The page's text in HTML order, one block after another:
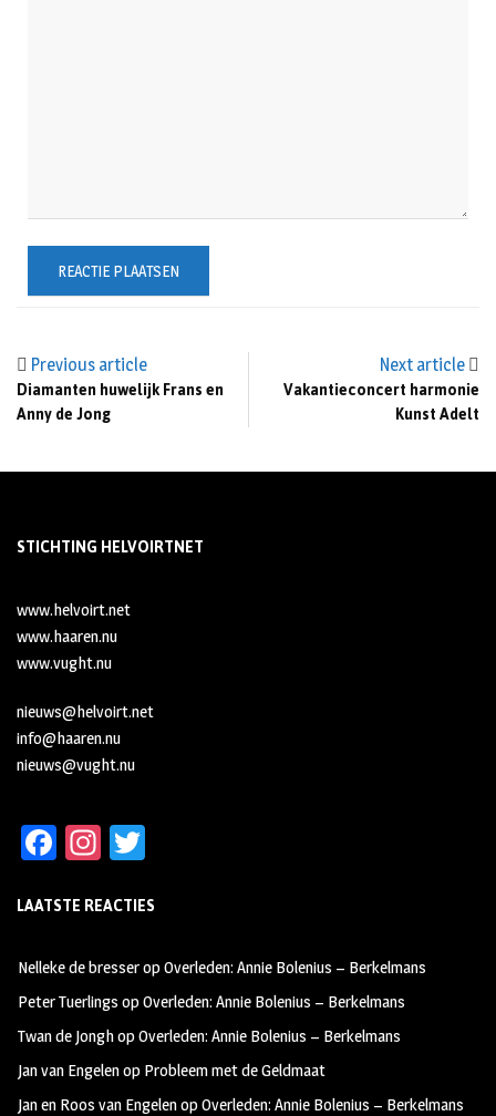
Previous article
Diamanten huwelijk Frans en
Anny de Jong
Next article
Vakantieconcert harmonie
Kunst Adelt
STICHTING HELVOIRTNET
www.helvoirt.net
www.haaren.nu
www.vught.nu
nieuws@helvoirt.net
info@haaren.nu
nieuws@vught.nu
Fa
b
oo
k
In
ag
m
tt
LAATSTE REACTIES
Nelleke de bresseropOverleden: Annie Bolenius – Berkelmans
Peter Tuerlings opOverleden: Annie Bolenius – Berkelmans
Twan de JonghopOverleden: Annie Bolenius – Berkelmans
Jan van Engelenop Probleem met de Geldmaat
Jan en Roos van EngelenopOverleden: Annie Bolenius – Berkelmans